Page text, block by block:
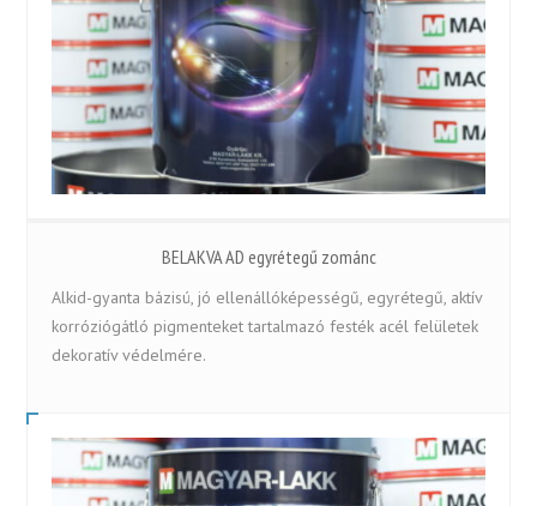
BELAKVA AD egyrétegű zománc
Alkid-gyanta bázisú, jó ellenállóképességű, egyrétegű, aktív
korróziógátló pigmenteket tartalmazó festék acél felületek
dekoratív védelmére.